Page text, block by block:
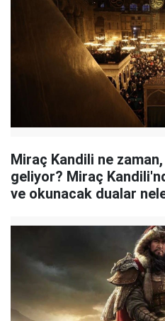
Miraç Kandili ne
geliyor? Miraç
ve okunacak dualar